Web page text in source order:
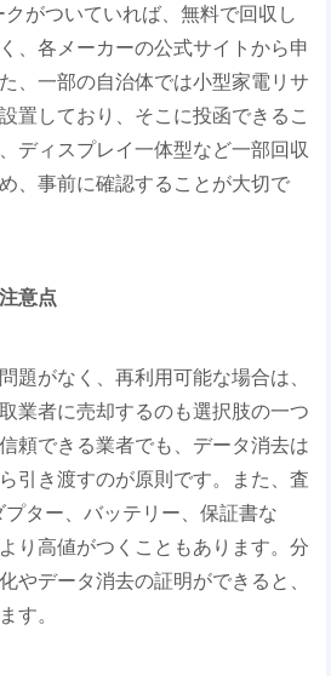
がついていれば、無料で回収し
、各メーカーの公式サイトから申
、一部の自治体では小型家電リサ
置しており、そこに投函できるこ
ディスプレイ一体型など一部回収
、事前に確認することが大切で
意点
題がなく、再利用可能な場合は、
業者に売却するのも選択肢の一つ
頼できる業者でも、データ消去は
引き渡すのが原則です。また、査
ター、バッテリー、保証書な
り高値がつくこともあります。分
やデータ消去の証明ができると、
す。